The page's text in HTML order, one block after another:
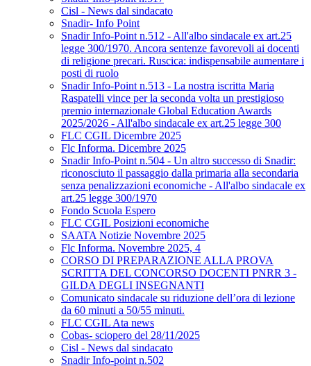
Cisl - News dal sindacato
Snadir- Info Point
Snadir Info-Point n.512 - All'albo sindacale ex art.25
legge 300/1970. Ancora sentenze favorevoli ai docenti
di religione precari. Ruscica: indispensabile aumentare i
posti di ruolo
Snadir Info-Point n.513 - La nostra iscritta Maria
Raspatelli vince per la seconda volta un prestigioso
premio internazionale Global Education Awards
2025/2026 - All'albo sindacale ex art.25 legge 300
FLC CGIL Dicembre 2025
Flc Informa. Dicembre 2025
Snadir Info-Point n.504 - Un altro successo di Snadir:
riconosciuto il passaggio dalla primaria alla secondaria
senza penalizzazioni economiche - All'albo sindacale ex
art.25 legge 300/1970
Fondo Scuola Espero
FLC CGIL Posizioni economiche
SAATA Notizie Novembre 2025
Flc Informa. Novembre 2025, 4
CORSO DI PREPARAZIONE ALLA PROVA
SCRITTA DEL CONCORSO DOCENTI PNRR 3 -
GILDA DEGLI INSEGNANTI
Comunicato sindacale su riduzione dell’ora di lezione
da 60 minuti a 50/55 minuti.
FLC CGIL Ata news
Cobas- sciopero del 28/11/2025
Cisl - News dal sindacato
Snadir Info-point n.502